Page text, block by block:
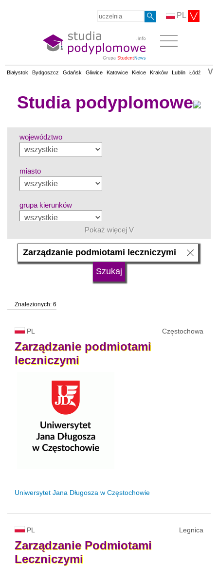
PL
Białystok Bydgoszcz Gdańsk Gliwice Katowice Kielce Kraków Lublin Łódź V
Studia podyplomowe
województwo
miasto
grupa kierunków
język
status uczelni
Pokaż więcej V
Znalezionych: 6
PL Częstochowa
Zarządzanie podmiotami
leczniczymi
Uniwersytet Jana Długosza w Częstochowie
PL Legnica
Zarządzanie Podmiotami
Leczniczymi